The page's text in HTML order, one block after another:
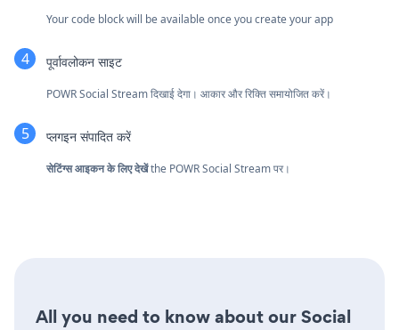
Your code block will be available once you create your app
पूर्वावलोकन साइट
POWR Social Stream दिखाई देगा। आकार और रिक्ति समायोजित करें।
प्लगइन संपादित करें
सेटिंग्स आइकन के लिए देखेंthe POWR Social Stream पर।
All you need to know about our Social